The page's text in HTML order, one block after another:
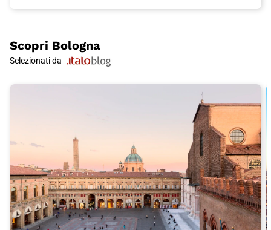
sposa perfettamente con il pane fresco. Per un dolce finale,
concediti un assaggio di torta di riso, una tipica prelibatezza
della cucina bolognese.
Bolognaè anche conosciuta per i suoi portici, che costellano le
strade della città. Con oltre 38 chilometri di portici,
primato mondiale per la città con il più grande sistema di portici
al mondo. Camminare sotto questi portici è un'esperienza unica
che ti proteggerà dai capricci del tempo e ti porterà alla
scoperta di angoli nascosti della città.
Per una pausa rilassante, il Parco della Montagnola è il luogo
ideale da visitare. Immerso nel verde, questo parcheggio offre
una fuga dalla frenesia della città. Rilassati sulle sue panchine,
prenditi il tempo per leggere un libro o goditi una passeggiata
tranquilla.
Scopri Bologna
Selezionati da